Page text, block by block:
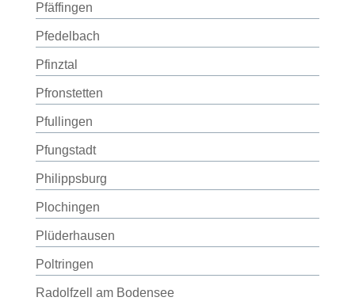
Pfäffingen
Pfedelbach
Pfinztal
Pfronstetten
Pfullingen
Pfungstadt
Philippsburg
Plochingen
Plüderhausen
Poltringen
Radolfzell am Bodensee